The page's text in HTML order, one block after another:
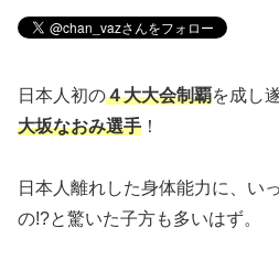
日本人初の４大大会制覇を成し
大坂なおみ選手 ！
日本人離れした身体能力に、い
の!?と驚いた子方も多いはず。